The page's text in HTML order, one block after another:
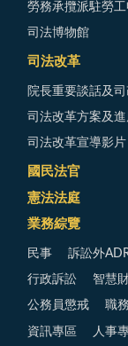
勞務承攬派駐勞
司法博物館
司法改革
院長重要談話及
司法改革方案及
司法改革宣導影片
國民法官
憲法法庭
業務綜覽
民事 訴訟外
行政訴訟 智慧
公務員懲戒 職
資訊專區 人事